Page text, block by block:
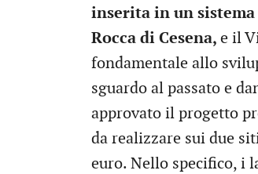
inserita in un
Rocca di Cesena, e il
fondamentale allo
sguardo al passato e
approvato il progetto
da realizzare sui due
euro. Nello specifico, i